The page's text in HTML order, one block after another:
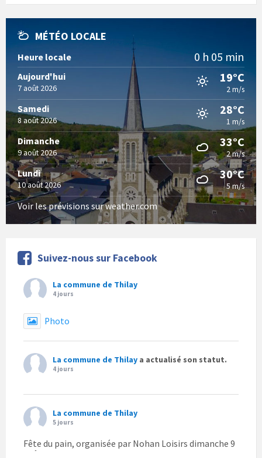
MÉTÉO LOCALE
Heure locale 0 h 05 min
Aujourd'hui
7 août 2026
19°C
2 m/s
Samedi
8 août 2026
28°C
1 m/s
Dimanche
9 août 2026
33°C
2 m/s
Lundi
10 août 2026
30°C
5 m/s
Voir les prévisions sur weather.com
Suivez-nous sur Facebook
La commune de Thilay
4 jours
Photo
La commune de Thilay a actualisé son statut.
4 jours
La commune de Thilay
5 jours
Fête du pain, organisée par Nohan Loisirs dimanche 9
août.